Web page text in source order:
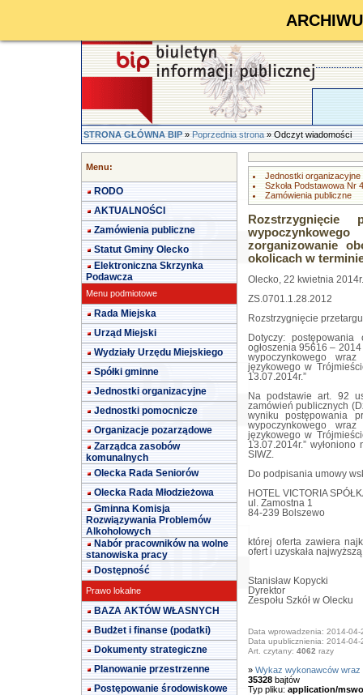
STRONA GŁÓWNA BIP»Poprzednia strona» Odczyt wiadomości
Menu:
RODO
AKTUALNOŚCI
Zamówienia publiczne
Statut Gminy Olecko
Elektroniczna Skrzynka
Podawcza
Menu podmiotowe
Rada Miejska
Urząd Miejski
Wydziały Urzędu Miejskiego
Spółki gminne
Jednostki organizacyjne
Jednostki pomocnicze
Organizacje pozarządowe
Zarządca zasobów
komunalnych
Olecka Rada Seniorów
Olecka Rada Młodzieżowa
Gminna Komisja
Rozwiązywania Problemów
Alkoholowych
Nabór pracowników na wolne
stanowiska pracy
Dostępność
Prawo lokalne
BAZA AKTÓW WŁASNYCH
Budżet i finanse (podatki)
Dokumenty strategiczne
Planowanie przestrzenne
Postępowanie środowiskowe
Jednostki organizacyjne
Szkoła Podstawowa Nr
Zamówienia publiczne
zorganizowanie
okolicach w
Olecko, 22 kwietnia 2014r.
ZS.0701.1.28.2012
Rozstrzygnięcie przetargu
Dotyczy:
ogłoszenia 95616 –
wypoczynkowego
językowego w
13.07.2014r.”
Na podstawie art. 92
zamówień publicznych
wyniku postępowania
wypoczynkowego
językowego w
13.07.2014r.”
SIWZ.
Do podpisania umowy
HOTEL VICTORIA
ul. Zamostna 1
84-239 Bolszewo
której oferta zawiera
ofert i uzyskała
Stanisław Kopycki
Dyrektor
Zespołu Szkół w Olecku
Data wprowadzenia: 2014-04-
Data upublicznienia: 2014-04-
Art. czytany: 4062 razy
» Wykaz wykonawców
35328bajtów
Typ pliku: application/